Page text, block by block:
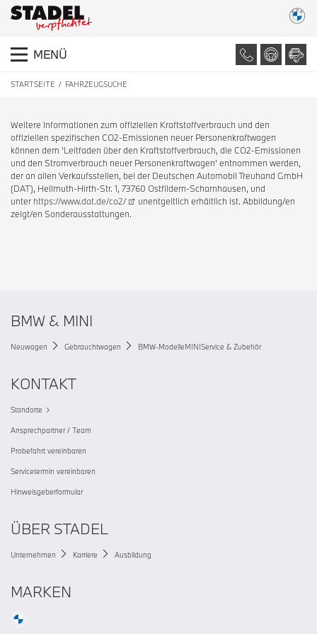
MENÜ
STARTSEITE FAHRZEUGSUCHE
Weitere Informationen zum offiziellen Kraftstoffverbrauch und den
offiziellen spezifischen CO2-Emissionen neuer Personenkraftwagen
können dem 'Leitfaden über den Kraftstoffverbrauch, die CO2-Emissionen
und den Stromverbrauch neuer Personenkraftwagen' entnommen werden,
der an allen Verkaufsstellen, bei der Deutschen Automobil Treuhand GmbH
(DAT), Hellmuth-Hirth-Str. 1, 73760 Ostfildern-Scharnhausen, und
unter https://www.dat.de/co2/
unentgeltlich erhältlich ist. Abbildung/en
zeigt/en Sonderausstattungen.
BMW & MINI
Neuwagen Gebrauchtwagen BMW-ModelleMINIService & Zubehör
KONTAKT
Standorte
Ansprechpartner / Team
Probefahrt vereinbaren
Servicetermin vereinbaren
Hinweisgeberformular
ÜBER STADEL
Unternehmen Karriere Ausbildung
MARKEN